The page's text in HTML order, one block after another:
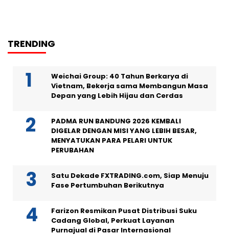
TRENDING
Weichai Group: 40 Tahun Berkarya di
Vietnam, Bekerja sama Membangun Masa
Depan yang Lebih Hijau dan Cerdas
PADMA RUN BANDUNG 2026 KEMBALI
DIGELAR DENGAN MISI YANG LEBIH BESAR,
MENYATUKAN PARA PELARI UNTUK
PERUBAHAN
Satu Dekade FXTRADING.com, Siap Menuju
Fase Pertumbuhan Berikutnya
Farizon Resmikan Pusat Distribusi Suku
Cadang Global, Perkuat Layanan
Purnajual di Pasar Internasional